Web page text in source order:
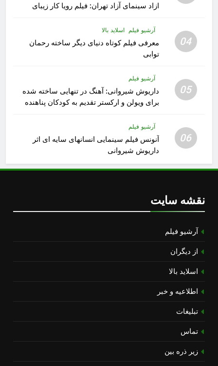
ازاد سینمای آزاد تهران: فیلم رویا کار زیبای
04
آرشیو فیلم اسلاید بالا
معرفی فیلم کوتاه دنیای دیگر ساخته رحمان
توابی
05
آرشیو فیلم
داریوش شیروانی: آهنگ در تنهایی ساخته شده
برای ویولن و ارکستر تقدیم به کودکان پناهنده
06
آرشیو فیلم
آنونس فیلم سینمایی انسانهای سایه ای اثر
داریوش شیروانی
نقشه سایت
آرشیو فیلم
از دیگران
اسلاید بالا
اطلاعیه و خبر
تبلیغات
تماس
زیر ذره بین